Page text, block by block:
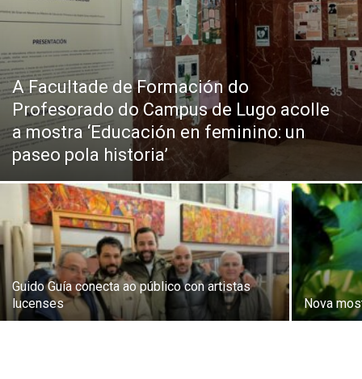
A Facultade de Formación do
Profesorado do Campus de Lugo acolle
a mostra ‘Educación en feminino: un
paseo pola historia’
Guido Guía conecta ao público con artistas
lucenses
Nova